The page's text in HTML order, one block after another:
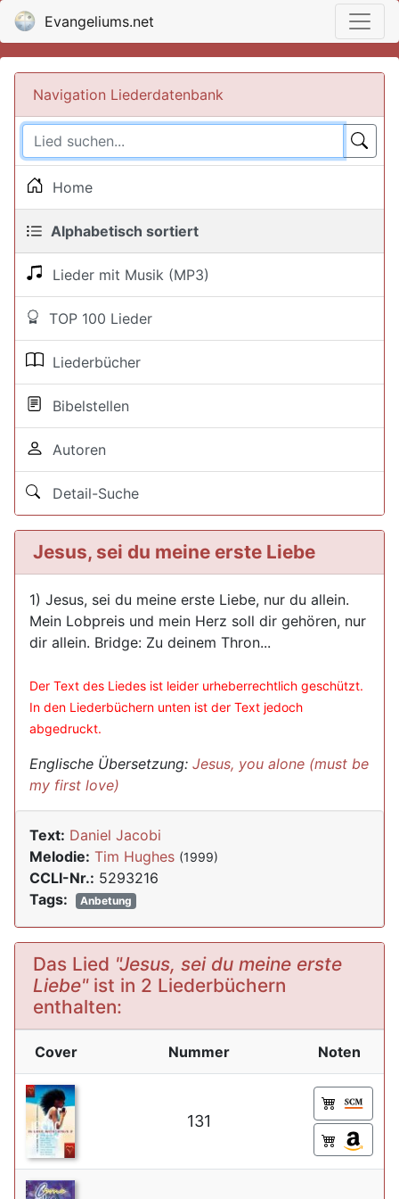
Evangeliums.net
Navigation Liederdatenbank
Home
Alphabetisch sortiert
Lieder mit Musik (MP3)
TOP 100 Lieder
Liederbücher
Bibelstellen
Autoren
Detail-Suche
Jesus, sei du meine erste Liebe
1) Jesus, sei du meine erste Liebe, nur du allein.
Mein Lobpreis und mein Herz soll dir gehören, nur
dir allein. Bridge: Zu deinem Thron...
Der Text des Liedes ist leider urheberrechtlich geschützt.
In den Liederbüchern unten ist der Text jedoch
abgedruckt.
Englische Übersetzung: Jesus, you alone (must be
my first love)
Text: Daniel Jacobi
Melodie: Tim Hughes (1999)
CCLI-Nr.: 5293216
Tags:
Anbetung
Das Lied "Jesus, sei du meine erste
Liebe"ist in 2 Liederbüchern
enthalten:
Cover Nummer Noten
131